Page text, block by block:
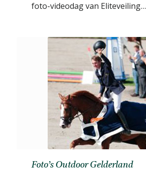
foto-videodag van Eliteveiling…
Foto’s Outdoor Gelderland